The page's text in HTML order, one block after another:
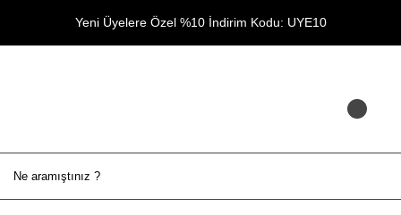
Yeni Üyelere Özel %10 İndirim Kodu: UYE10